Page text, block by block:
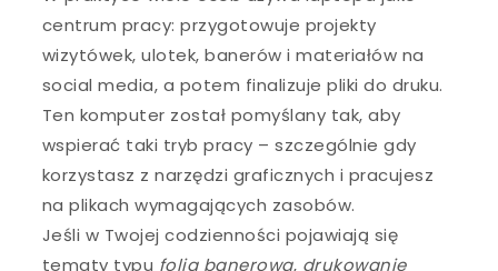
centrum pracy: przygotowuje projekty
wizytówek, ulotek, banerów i materiałów na
social media, a potem finalizuje pliki do druku.
Ten komputer został pomyślany tak, aby
wspierać taki tryb pracy – szczególnie gdy
korzystasz z narzędzi graficznych i pracujesz
na plikach wymagających zasobów.
Jeśli w Twojej codzienności pojawiają się
tematy typu folia banerowa, drukowanie